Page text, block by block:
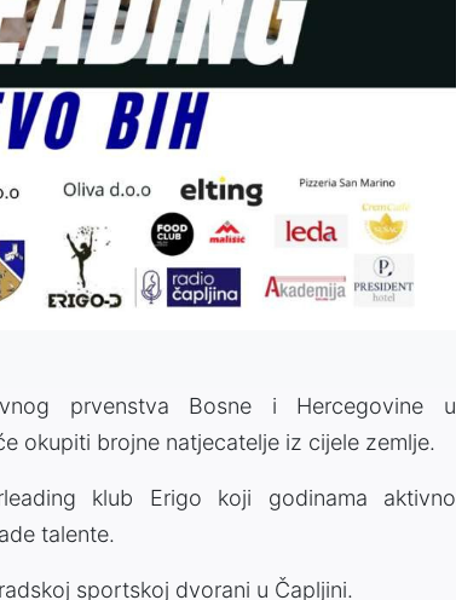
prvenstva Bosne i Hercegovine u
okupiti brojne natjecatelje iz cijele zemlje.
klub Erigo koji godinama aktivno
talente.
sportskoj dvorani u Čapljini.